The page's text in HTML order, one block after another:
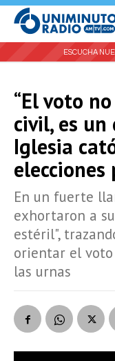
ESCUCHA
“El voto
civil, es un
Iglesia
elecciones
En un fuerte
exhortaron a
estéril",
orientar el
las urnas